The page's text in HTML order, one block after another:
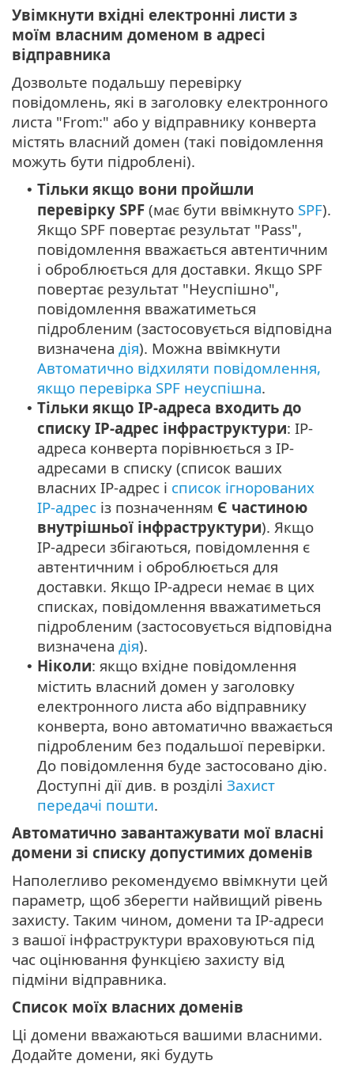
Увімкнути вхідні електронні листи з
моїм власним доменом в адресі
відправника
Дозвольте подальшу перевірку
повідомлень, які в заголовку електронного
листа "From:" або у відправнику конверта
містять власний домен (такі повідомлення
можуть бути підроблені).
• Тільки якщо вони пройшли
перевірку SPF (має бути ввімкнуто SPF).
Якщо SPF повертає результат "Pass",
повідомлення вважається автентичним
і оброблюється для доставки. Якщо SPF
повертає результат "Неуспішно",
повідомлення вважатиметься
підробленим (застосовується відповідна
визначена дія). Можна ввімкнути
Автоматично відхиляти повідомлення,
якщо перевірка SPF неуспішна.
• Тільки якщо IP-адреса входить до
списку IP-адрес інфраструктури: IP-
адреса конверта порівнюється з IP-
адресами в списку (список ваших
власних IP-адрес і список ігнорованих
IP-адрес із позначенням Є частиною
внутрішньої інфраструктури). Якщо
IP-адреси збігаються, повідомлення є
автентичним і оброблюється для
доставки. Якщо IP-адреси немає в цих
списках, повідомлення вважатиметься
підробленим (застосовується відповідна
визначена дія).
• Ніколи: якщо вхідне повідомлення
містить власний домен у заголовку
електронного листа або відправнику
конверта, воно автоматично вважається
підробленим без подальшої перевірки.
До повідомлення буде застосовано дію.
Доступні дії див. в розділі Захист
передачі пошти.
Автоматично завантажувати мої власні
домени зі списку допустимих доменів
Наполегливо рекомендуємо ввімкнути цей
параметр, щоб зберегти найвищий рівень
захисту. Таким чином, домени та IP-адреси
з вашої інфраструктури враховуються під
час оцінювання функцією захисту від
підміни відправника.
Список моїх власних доменів
Ці домени вважаються вашими власними.
Додайте домени, які будуть